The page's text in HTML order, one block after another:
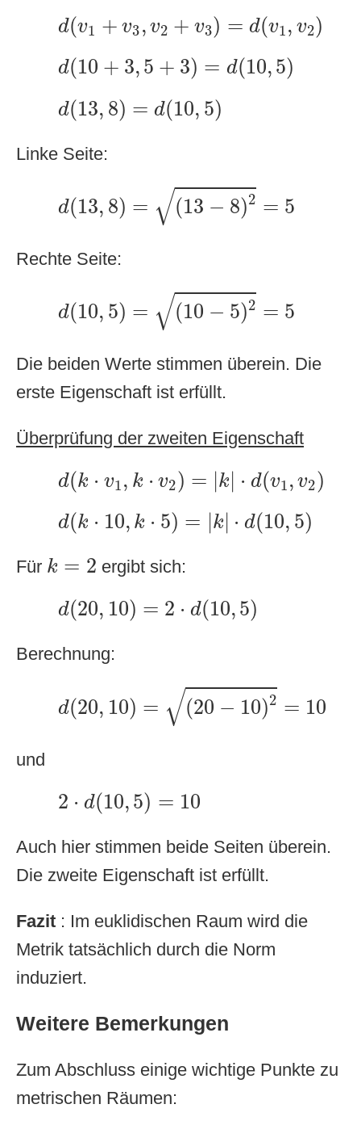
d(v1 + v3, v2 + v3) = d(v1, v2)
d 1 +v ,v + v3 ) v1,v 2)
d(10 + 3,5 + 3) = d(10,5)
d( 10 + 3,5 + 3)= 10, 5)
d(13, 8) = d(10, 5)
d( 13,8 (10,5 )
Linke Seite:
d(13, 8) = √(13 − 8)2 = 5
(13−8)2=5
Rechte Seite:
d(10, 5) = √(10 − 5)2 = 5
(10−5)2=5
Die beiden Werte stimmen überein. Die
erste Eigenschaft ist erfüllt.
Überprüfung der zweiten Eigenschaft
d(k ⋅ v1, k ⋅ v2) = |k| ⋅ d(v1, v2)
d k⋅ 1,k v 2) k|⋅d v1,v )
d(k ⋅ 10, k ⋅ 5) = |k| ⋅ d(10, 5)
d k ⋅10, ⋅5) k|⋅d 10,5)
Für k = 2
k =2 ergibt sich:
d(20, 10) = 2 ⋅ d(10,5)
d(20, 10 2⋅ (10 ,5 )
Berechnung:
d(20, 10) = √(20 − 10)2 = 10
(20−10)2=10
und
2 ⋅ d(10,5) = 10
d(10 ,5) 10
Auch hier stimmen beide Seiten überein.
Die zweite Eigenschaft ist erfüllt.
Fazit : Im euklidischen Raum wird die
Metrik tatsächlich durch die Norm
induziert.
Weitere Bemerkungen
Zum Abschluss einige wichtige Punkte zu
metrischen Räumen: